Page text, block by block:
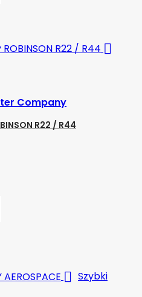

Company
R22 / R44
 Szybki